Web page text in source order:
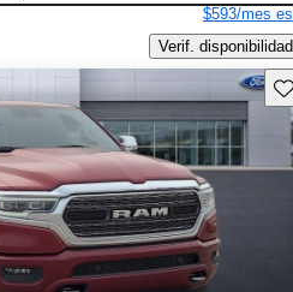
$593/mes
Verif. disponibilidad